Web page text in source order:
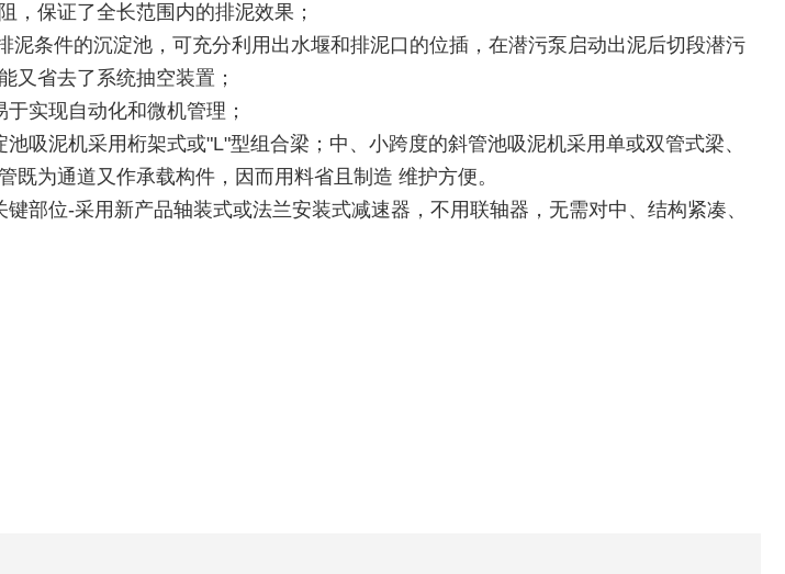
，保证了全长范围内的排泥效果；
泥条件的沉淀池，可充分利用出水堰和排泥口的位插，在潜污泵启动出泥后切段潜污
又省去了系统抽空装置；
实现自动化和微机管理；
吸泥机采用桁架式或"L"型组合梁；中、小跨度的斜管池吸泥机采用单或双管式梁、
既为通道又作承载构件，因而用料省且制造 维护方便。
部位-采用新产品轴装式或法兰安装式减速器，不用联轴器，无需对中、结构紧凑、